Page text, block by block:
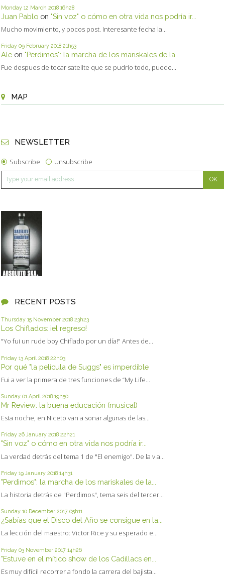
Monday 12 March 2018 16h28
Juan Pablo on "Sin voz" o cómo en otra vida nos podría ir...
Mucho movimiento, y pocos post. Interesante fecha la...
Friday 09 February 2018 21h53
Ale on "Perdimos": la marcha de los mariskales de la...
Fue despues de tocar satelite que se pudrio todo, puede...
MAP
NEWSLETTER
Subscribe Unsubscribe
RECENT POSTS
Thursday 15 November 2018 23h23
Los Chiflados: ¡el regreso!
"Yo fui un rude boy Chiflado por un día!" Antes de...
Friday 13 April 2018 22h03
Por qué "la película de Suggs" es imperdible
Fui a ver la primera de tres funciones de “My Life...
Sunday 01 April 2018 19h50
Mr Review: la buena educación (musical)
Esta noche, en Niceto van a sonar algunas de las...
Friday 26 January 2018 22h21
"Sin voz" o cómo en otra vida nos podría ir...
La verdad detrás del tema 1 de "El enemigo". De la v a...
Friday 19 January 2018 14h31
"Perdimos": la marcha de los mariskales de la...
La historia detrás de "Perdimos", tema seis del tercer...
Sunday 10 December 2017 05h11
¿Sabías que el Disco del Año se consigue en la...
La lección del maestro: Victor Rice y su esperado e...
Friday 03 November 2017 14h26
"Estuve en el mítico show de los Cadillacs en...
Es muy difícil recorrer a fondo la carrera del bajista...